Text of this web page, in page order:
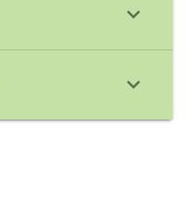
keyboard_arrow_down
keyboard_arrow_down